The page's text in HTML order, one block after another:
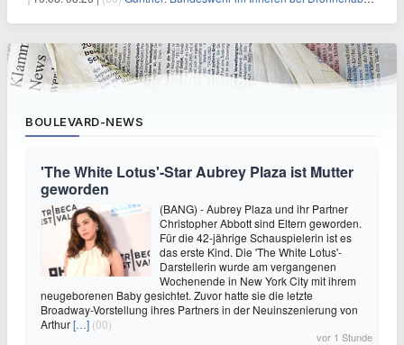
BOULEVARD-NEWS
'The White Lotus'-Star Aubrey Plaza ist Mutter
geworden
(BANG) - Aubrey Plaza und ihr Partner
Christopher Abbott sind Eltern geworden.
Für die 42-jährige Schauspielerin ist es
das erste Kind. Die 'The White Lotus'-
Darstellerin wurde am vergangenen
Wochenende in New York City mit ihrem
neugeborenen Baby gesichtet. Zuvor hatte sie die letzte
Broadway-Vorstellung ihres Partners in der Neuinszenierung von
Arthur[…] (00)
vor 1 Stunde